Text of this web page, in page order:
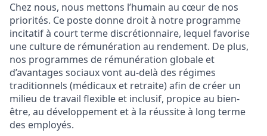
Chez nous, nous mettons l’humain au cœur de nos
priorités. Ce poste donne droit à notre programme
incitatif à court terme discrétionnaire, lequel favorise
une culture de rémunération au rendement. De plus,
nos programmes de rémunération globale et
d’avantages sociaux vont au-delà des régimes
traditionnels (médicaux et retraite) afin de créer un
milieu de travail flexible et inclusif, propice au bien-
être, au développement et à la réussite à long terme
des employés.